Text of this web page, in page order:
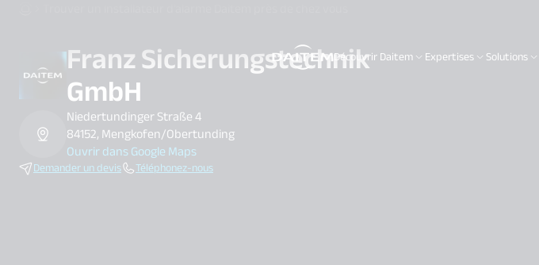
Découvrir Daitem Expertises Solutions
search.label
Franz Sicherungstechnik
GmbH
Niedertundinger Straße 4
84152, Mengkofen/Obertunding
Ouvrir dans Google Maps
Demander un devis Téléphonez-nous